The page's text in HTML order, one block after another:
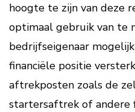
hoogte te zijn van deze
optimaal gebruik van te
bedrijfseigenaar
financiële positie
aftrekposten zoals de
startersaftrek of andere